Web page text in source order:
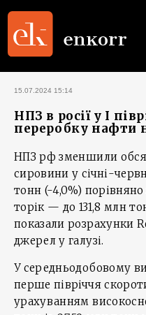
15.07.2024 15:14
НПЗ в росії у І
переробку нафти
НПЗ рф зменшили
сировини у січні-
тонн (-4,0%)
торік — до 131,8 млн
показали розрахунки
джерел у галузі.
У середньодобовому
перше півріччя
урахуванням